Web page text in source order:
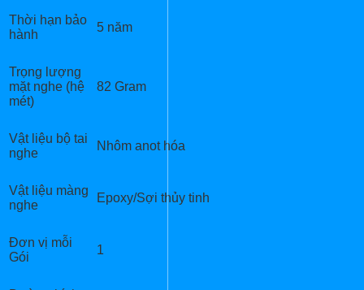
Thời hạn bảo
hành
5 năm
Trọng lượng
mặt nghe (hệ
mét)
82 Gram
Vật liệu bộ tai
nghe
Nhôm anot hóa
Vật liệu màng
nghe
Epoxy/Sợi thủy tinh
Đơn vị mỗi
Gói
1